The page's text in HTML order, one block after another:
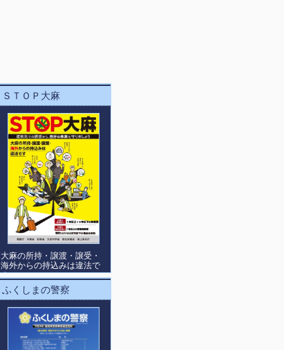
ＳＴＯＰ大麻
大麻の所持・譲渡・譲受・
海外からの持込みは違法で
す。
ふくしまの警察